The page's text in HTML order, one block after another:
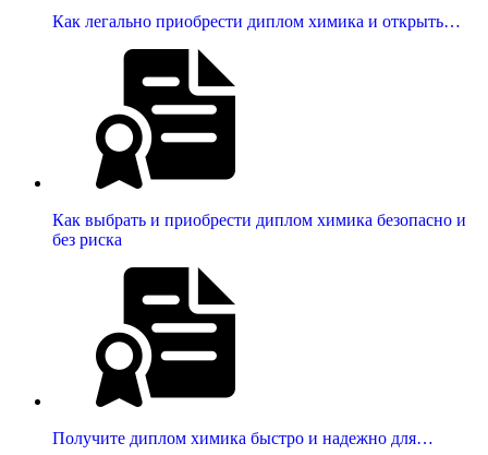
Как легально приобрести диплом химика и открыть…
Как выбрать и приобрести диплом химика безопасно и
без риска
Получите диплом химика быстро и надежно для…